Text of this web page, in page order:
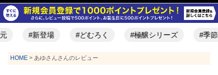
#新登場 #どむろく #極醸シリーズ #季節
HOME あゆさんさんのレビュー